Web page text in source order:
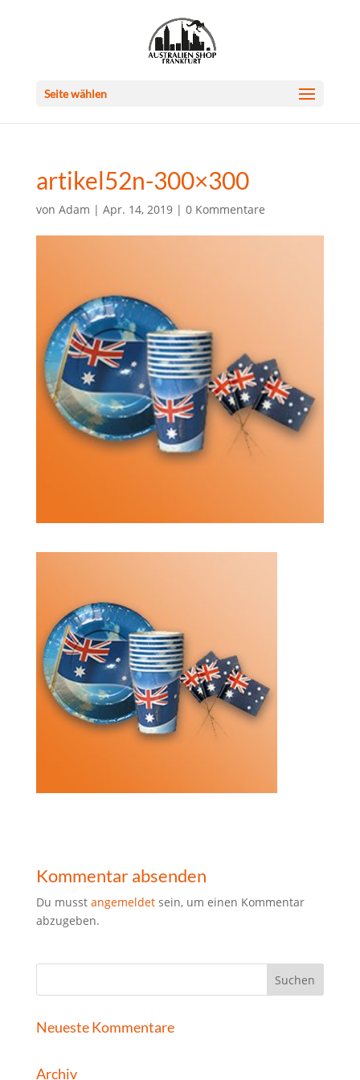
Seite wählen
artikel52n-300×300
von Adam | Apr. 14, 2019| 0 Kommentare
Kommentar absenden
Du musst angemeldetsein, um einen Kommentar
abzugeben.
Neueste Kommentare
Archiv